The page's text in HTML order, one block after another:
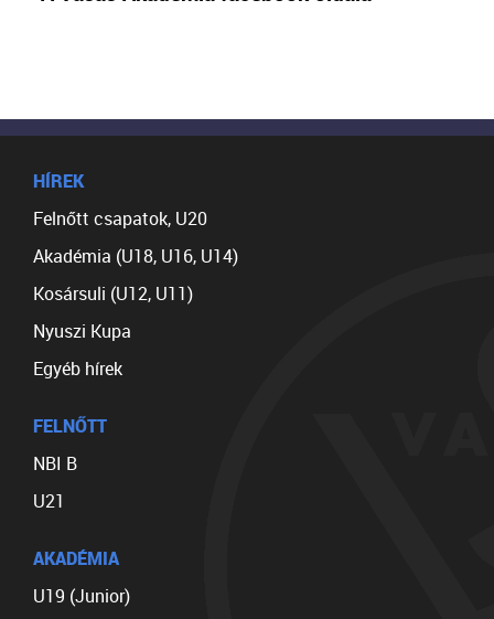
HÍREK
Felnőtt csapatok, U20
Akadémia (U18, U16, U14)
Kosársuli (U12, U11)
Nyuszi Kupa
Egyéb hírek
FELNŐTT
NBI B
U21
AKADÉMIA
U19 (Junior)